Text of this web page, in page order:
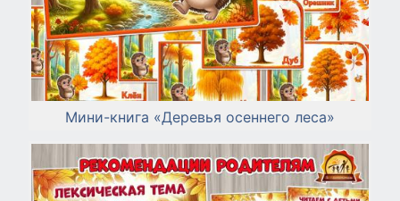
Мини-книга «Деревья осеннего леса»